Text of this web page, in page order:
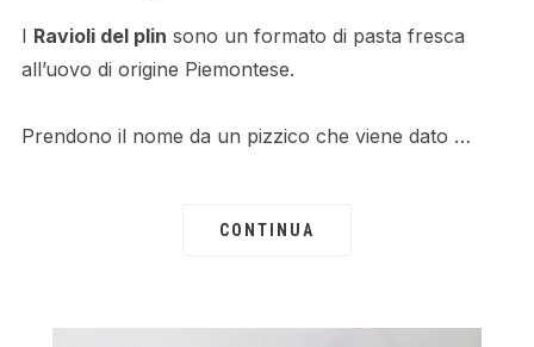
I Ravioli del plin sono un formato di pasta fresca
all’uovo di origine Piemontese.
Prendono il nome da un pizzico che viene dato …
CONTINUA